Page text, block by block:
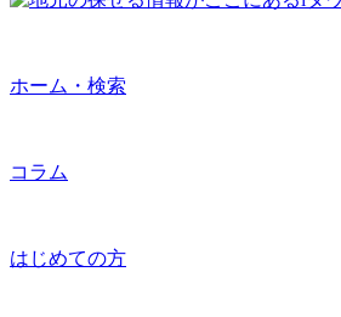
ホーム・検索
コラム
はじめての方